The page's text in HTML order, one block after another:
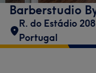
Barberstudio
R. do Estádio
Portugal